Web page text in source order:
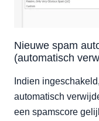
Nieuwe spam
(automatisch
Indien
automatisch
een spamscore